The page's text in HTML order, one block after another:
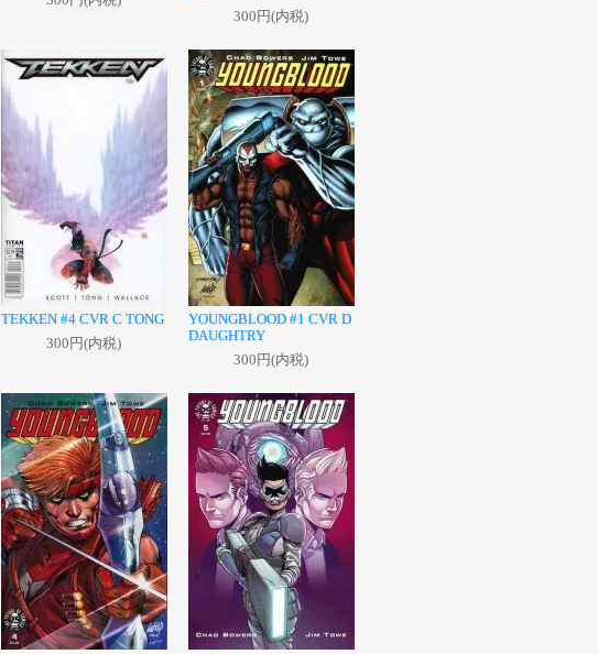
300円(内税)
TEKKEN #4 CVR C TONG
300円(内税)
YOUNGBLOOD #1 CVR D
DAUGHTRY
300円(内税)